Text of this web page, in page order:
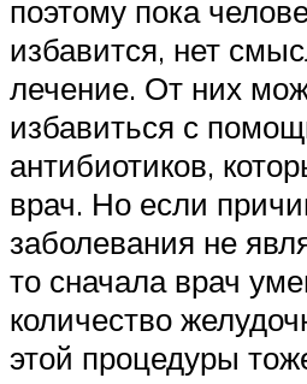
поэтому пока
избавится, нет
лечение. От них
избавиться с
антибиотиков,
врач. Но если
заболевания не
то сначала врач
количество
этой процедуры